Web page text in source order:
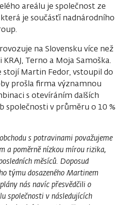
areálu je společnost ze
je součástí́ nadnárodního
na Slovensku více než
Terno a Moja Samoška.
stojí Martin Fedor, vstoupil do
prošla firma významnou
s otevíráním dalších
společnosti v průměru o 10 %
s potravinami považujeme
a poměrně nízkou mírou rizika,
měsíců. Doposud
týmu dosazeného Martinem
nás navíc přesvědčili o
společnosti v následujících